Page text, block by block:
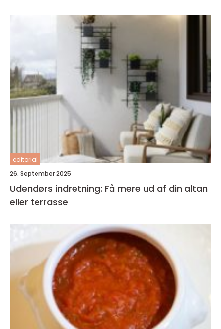
editorial
26. September 2025
Udendørs indretning: Få mere ud af din altan
eller terrasse